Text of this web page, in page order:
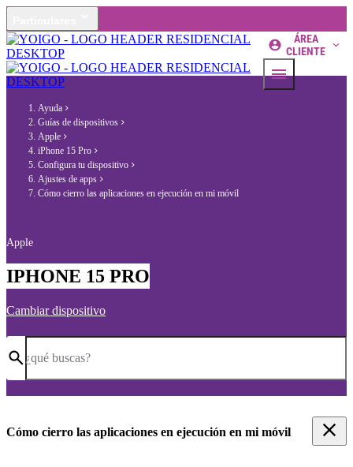
ÁREA
CLIENTE
Ayuda
Guías de dispositivos
Apple
iPhone 15 Pro
Configura tu dispositivo
Ajustes de apps
Cómo cierro las aplicaciones en ejecución en mi móvil
Apple
IPHONE 15 PRO
Cambiar dispositivo
¿qué buscas?
Cómo cierro las aplicaciones en ejecución en mi móvil